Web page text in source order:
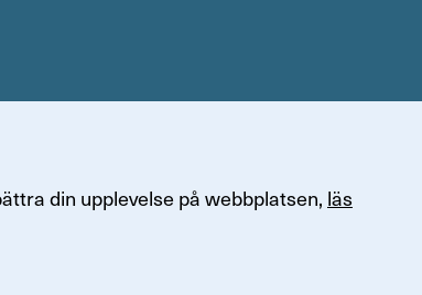
din upplevelse på webbplatsen, läs
Om Finans­för­bundet